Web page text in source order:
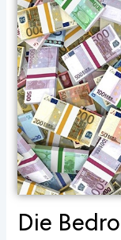
Die